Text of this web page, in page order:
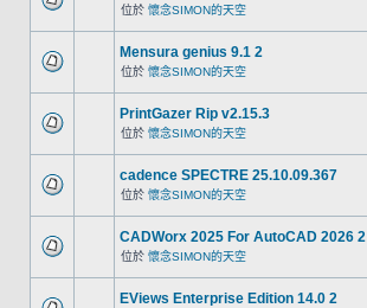
位於 懷念SIMON的天空
Mensura genius 9.1 2
位於 懷念SIMON的天空
PrintGazer Rip v2.15.3
位於 懷念SIMON的天空
cadence SPECTRE 25.10.09.367
位於 懷念SIMON的天空
CADWorx 2025 For AutoCAD 2026 2
位於 懷念SIMON的天空
EViews Enterprise Edition 14.0 2